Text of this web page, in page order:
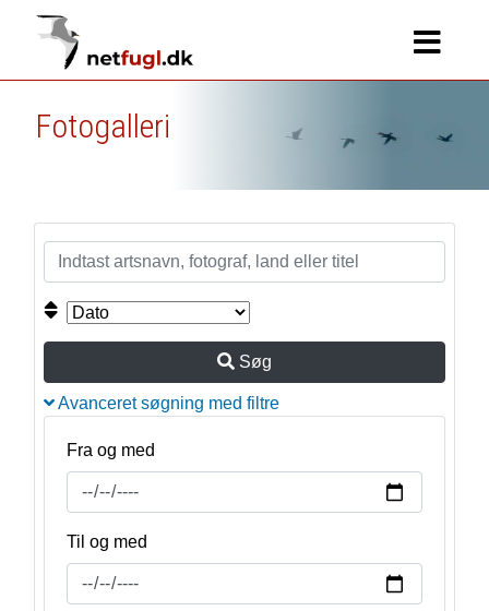
Fotogalleri
Søg
Avanceret søgning med filtre
Fra og med
Til og med